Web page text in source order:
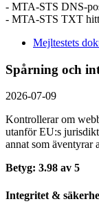
- MTA-STS DNS-
- MTA-STS TXT
Mejltestets
Spårning och
2026-07-09
Kontrollerar om
utanför EU:s
annat som äventyrar
Betyg: 3.98 av 5
Integritet &